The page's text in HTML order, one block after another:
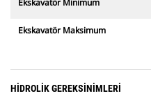
Ekskavatör Minimum
Ekskavatör Maksimum
HIDROLIK GEREKSINIMLERI